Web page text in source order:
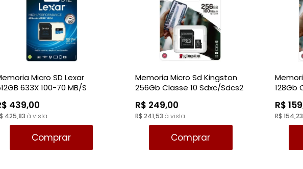
Micro SD Lexar
633X 100-70 MB/S
439,00
425,83 à vista
Comprar
Memoria Micro Sd Kingston
256Gb Classe 10 Sdxc/Sdcs2
R$ 249,00
R$ 241,53 à vista
Comprar
128Gb
R$
R$ 154,23